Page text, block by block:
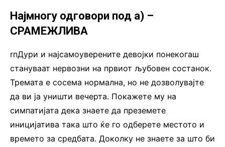
Најмногу одговори под а) –
СРАМЕЖЛИВА
rnДури и најсамоуверените девојки понекогаш
стануваат нервозни на првиот љубовен состанок.
Тремата е сосема нормална, но не дозволувајте
да ви ја уништи вечерта. Покажете му на
симпатијата дека знаете да преземете
иницијатива така што ќе го одберете местото и
времето за средбата. Доколку не знаете за што би